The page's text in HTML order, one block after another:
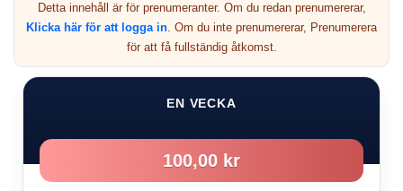
Nästa
Detta innehåll är för prenumeranter. Om du redan prenumererar,
Klicka här för att logga in. Om du inte prenumererar, Prenumerera
för att få fullständig åtkomst.
EN VECKA
100,00 kr